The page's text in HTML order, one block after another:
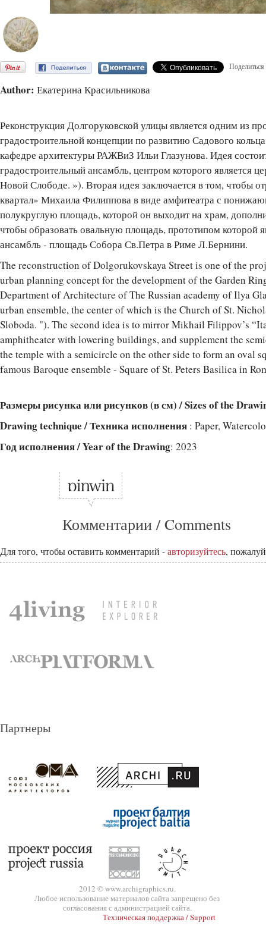
Поделиться
Author: Екатерина Красильникова
Реконструкция Долгоруковской улицы является одним из
градостроительной концепции по развитию Садового
кафедре архитектуры РАЖВиЗ Ильи Глазунова. Идея
градостроительный ансамбль, центром которого является
Новой Слободе. »). Вторая идея заключается в том, чтобы
квартал» Михаила Филиппова в виде амфитеатра с
полукруглую площадь, которой он выходит на храм,
чтобы образовать овальную площадь, прототипом которой
ансамбль - площадь Собора Св.Петра в Риме Л.Бернини.
The reconstruction of Dolgorukovskaya Street is one of the
urban planning concept for the development of the Garden
Department of Architecture of The Russian аcademy of Ilya
urban ensemble, the center of which is the Church of St.
Sloboda. "). The second idea is to mirror Mikhail Filippov’s
amphitheater with lowering buildings, and supplement the
the temple with a semicircle on the other side to form an oval
famous Baroque ensemble - Square of St. Peters Basilica in
Размеры рисунка или рисунков (в см) / Sizes of the
Drawing technique / Техника исполнения : Paper,
Год исполнения / Year of the Drawing: 2023
Комментарии / Comments
Для того, чтобы оставить комментарий - авторизуйтесь,
Партнеры
2012 © www.archigraphics.ru.
Любое использование материалов сайта запрещено без
согласования с администрацией сайта.
Техническая поддержка / Support